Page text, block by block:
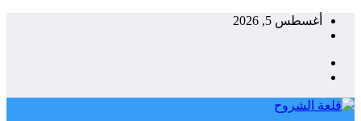
أغسطس 5, 2026